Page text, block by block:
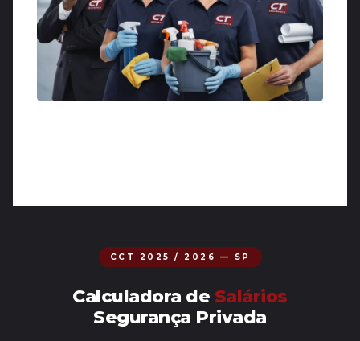
CCT 2025 / 2026 — SP
Calculadora de Salários
Segurança Privada